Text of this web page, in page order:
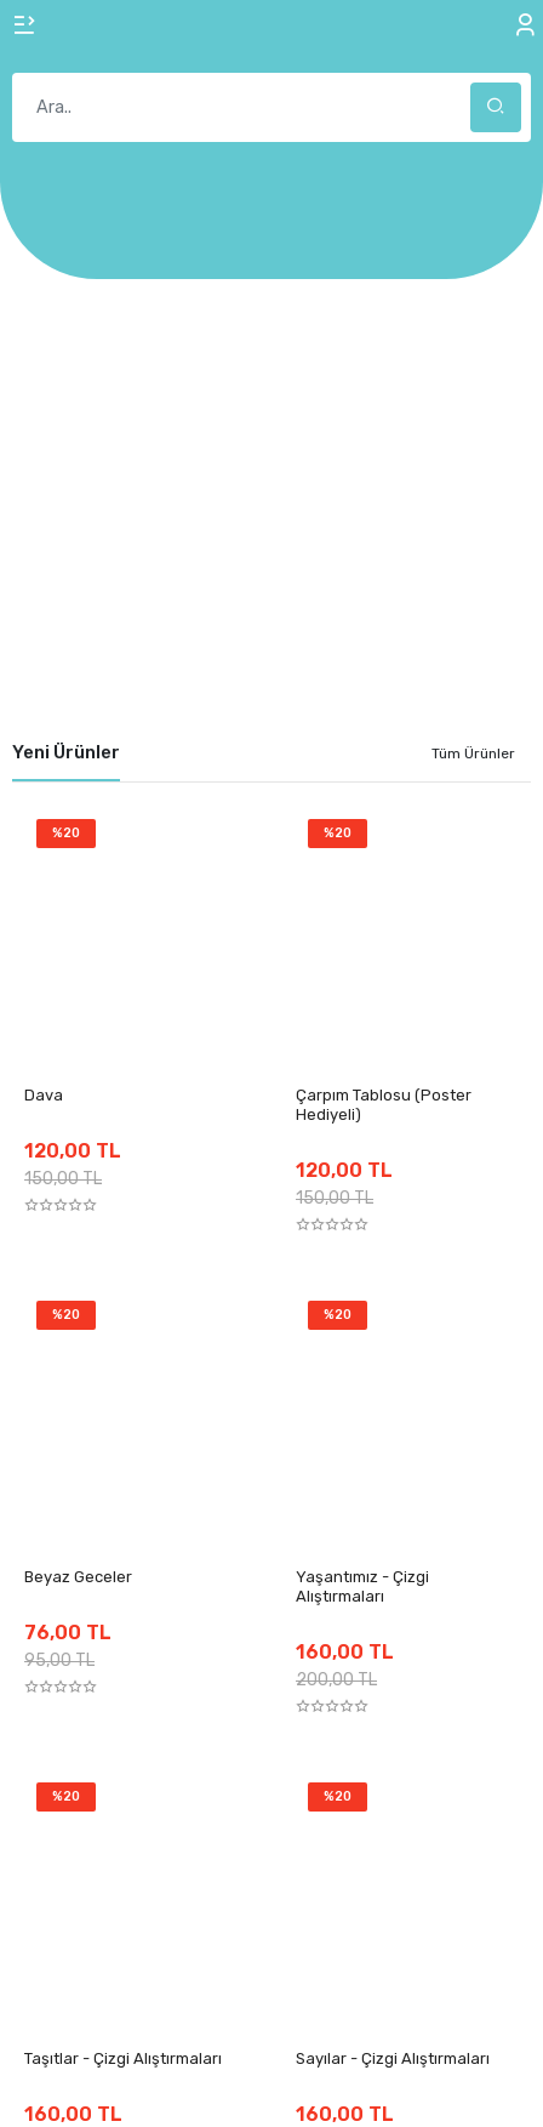
Yeni Ürünler Tüm Ürünler
%20
Dava
120,00 TL
150,00 TL
%20
Çarpım Tablosu (Poster
Hediyeli)
120,00 TL
150,00 TL
%20
Beyaz Geceler
76,00 TL
95,00 TL
%20
Yaşantımız - Çizgi
Alıştırmaları
160,00 TL
200,00 TL
%20
Taşıtlar - Çizgi Alıştırmaları
160,00 TL
%20
Sayılar - Çizgi Alıştırmaları
160,00 TL